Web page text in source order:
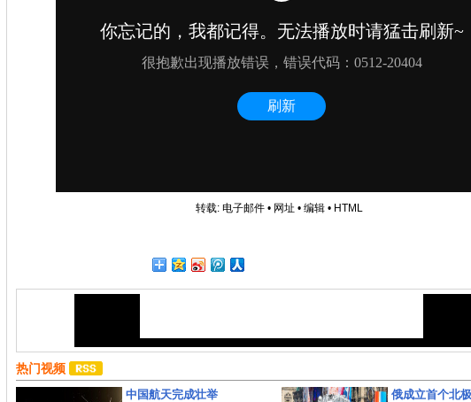
转载: 电子邮件• 网址 • 编辑• HTML
热门视频
中国航天完成壮举 俄成立首个北